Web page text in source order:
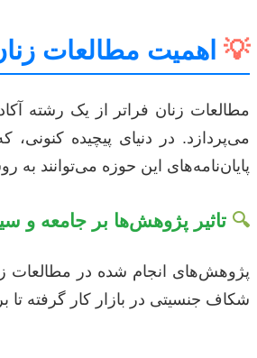
💡 اهمیت مطالعات
مطالعات زنان فراتر از یک رشته
می‌پردازد. در دنیای پیچیده
پایان‌نامه‌های این حوزه می‌توانند
🔍 تاثیر پژوهش‌ها بر جامعه و
پژوهش‌های انجام شده در مطالعات
شکاف جنسیتی در بازار کار گرفته